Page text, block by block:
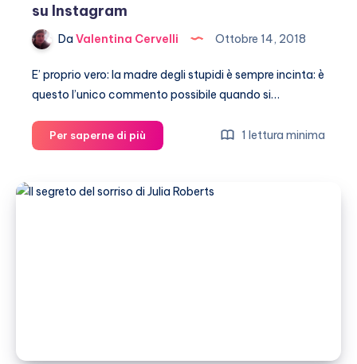
su Instagram
Da Valentina Cervelli Ottobre 14, 2018
E’ proprio vero: la madre degli stupidi è sempre incinta: è
questo l’unico commento possibile quando si…
Per saperne di più
Roberts
per
1 lettura minima